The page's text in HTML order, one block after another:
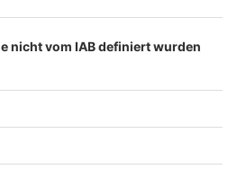
Schmitz immer dazu, sofort in